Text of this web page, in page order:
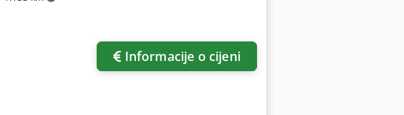
Informacije o cijeni